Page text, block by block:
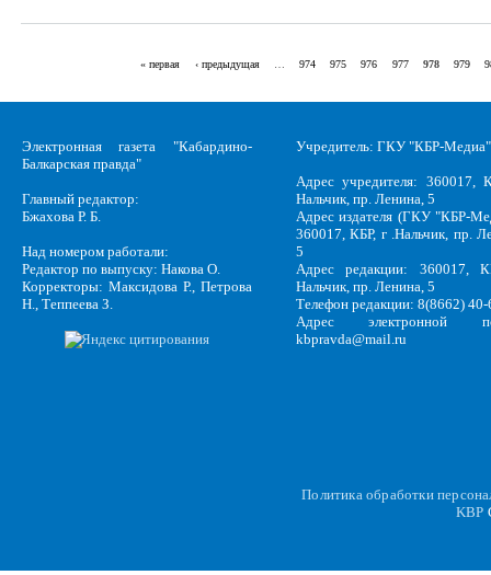
« первая ‹ предыдущая … 974 975 976 977 978 979
Электронная газета "Кабардино-
Балкарская правда"
Главный редактор:
Бжахова Р. Б.
Над номером работали:
Редактор по выпуску: Накова О.
Корректоры: Максидова Р., Петрова
Н., Теппеева З.
Учредитель: ГКУ "КБР-Медиа"
Адрес учредителя: 360017,
Нальчик, пр. Ленина, 5
Адрес издателя (ГКУ "КБР-
360017, КБР, г .Нальчик, пр.
5
Адрес редакции: 360017,
Нальчик, пр. Ленина, 5
Телефон редакции: 8(8662)
Адрес электронной
kbpravda@mail.ru
Политика обработки
KBP